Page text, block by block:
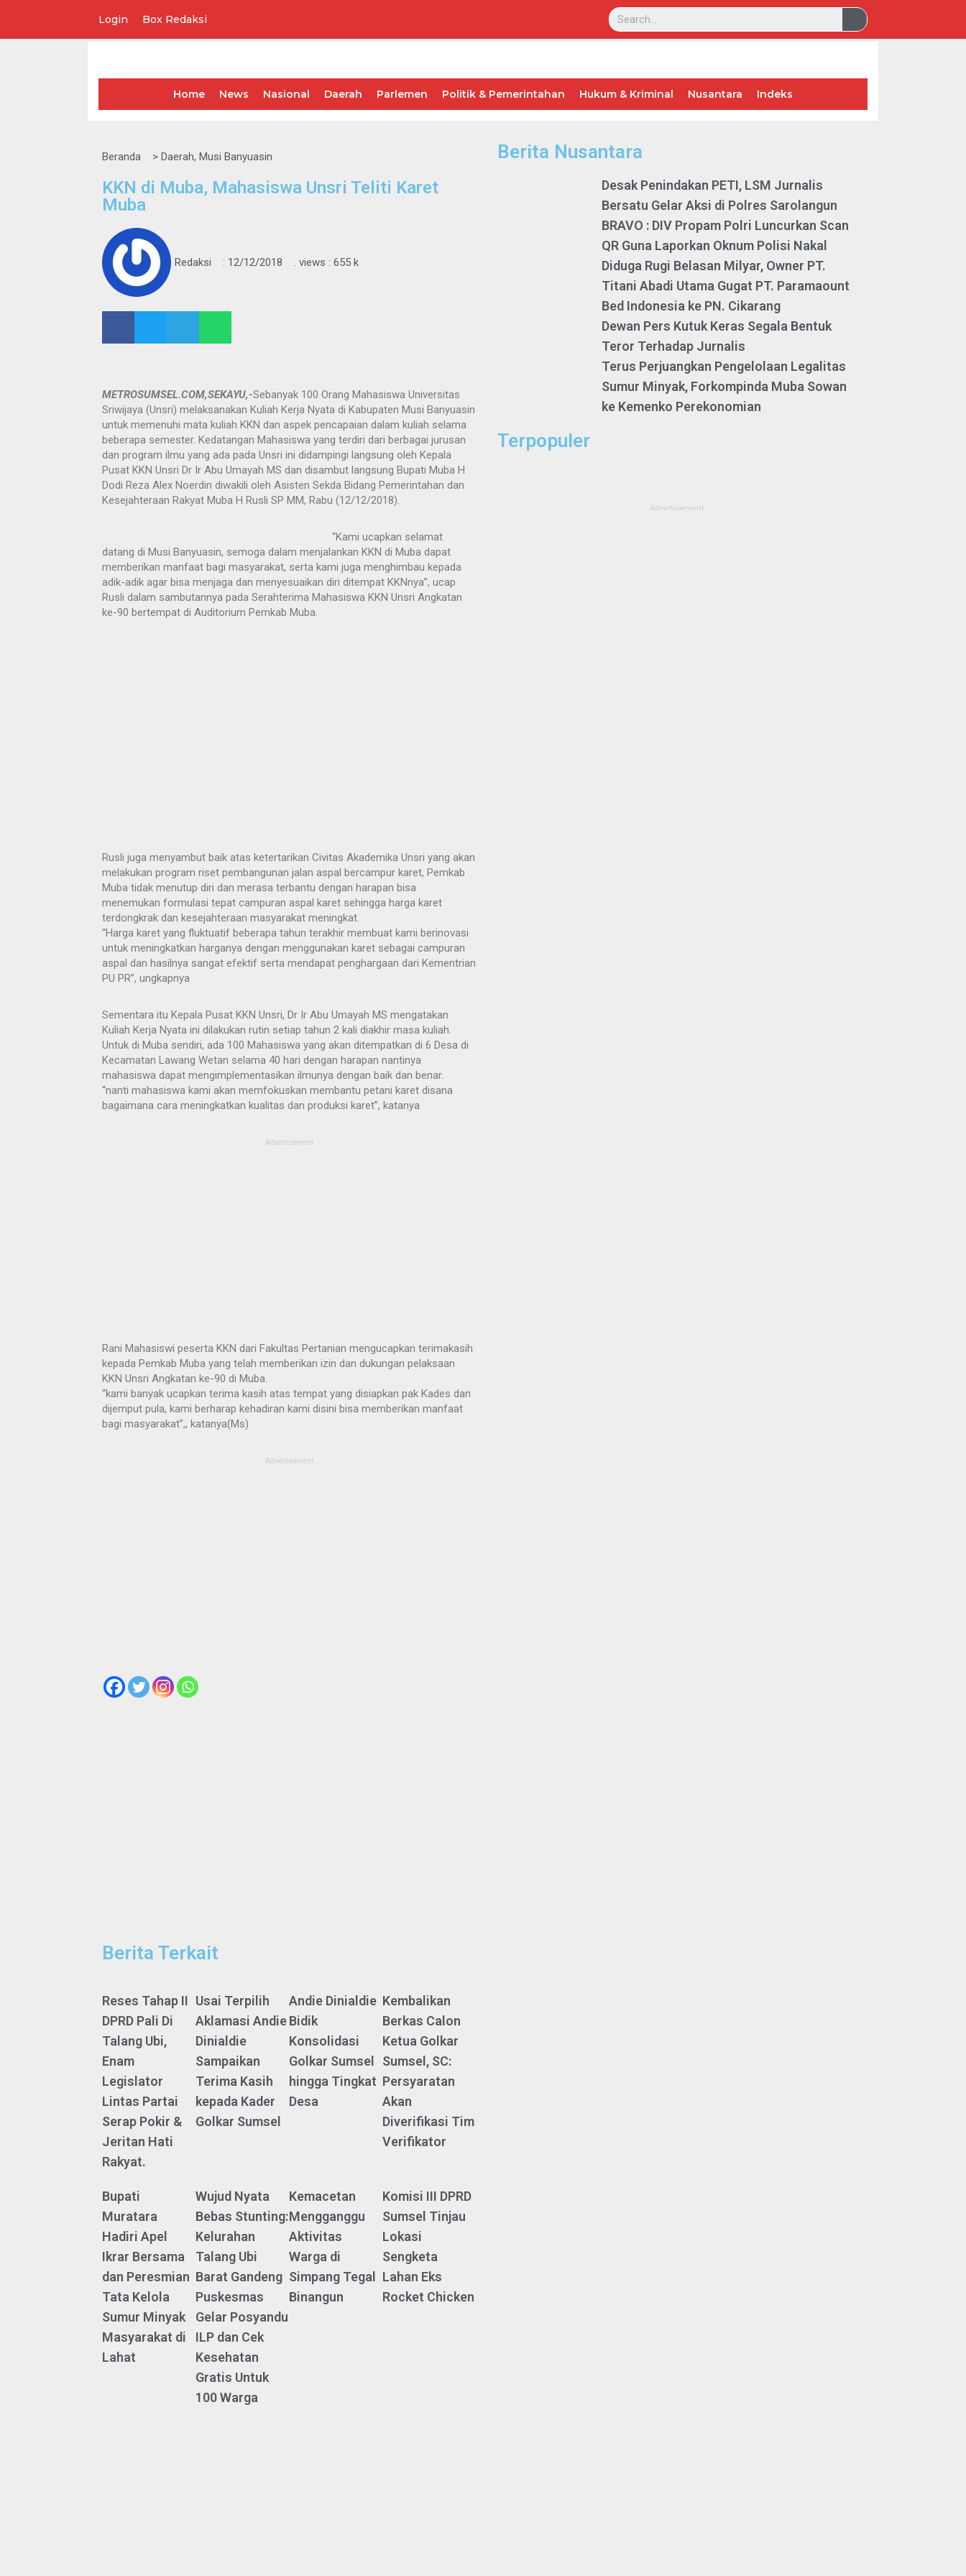
Lompat
Login Box Redaksi
Home News Nasional Daerah Parlemen Politik & Pemerintahan Hukum & Kriminal Nusantara Indeks
Beranda > Daerah, Musi Banyuasin
KKN di Muba, Mahasiswa Unsri Teliti Karet
Muba
Redaksi : 12/12/2018 . views : 655 k
METROSUMSEL.COM,SEKAYU,-Sebanyak 100 Orang Mahasiswa Universitas
Sriwijaya (Unsri) melaksanakan Kuliah Kerja Nyata di Kabupaten Musi Banyuasin
untuk memenuhi mata kuliah KKN dan aspek pencapaian dalam kuliah selama
beberapa semester. Kedatangan Mahasiswa yang terdiri dari berbagai jurusan
dan program ilmu yang ada pada Unsri ini didampingi langsung oleh Kepala
Pusat KKN Unsri Dr Ir Abu Umayah MS dan disambut langsung Bupati Muba H
Dodi Reza Alex Noerdin diwakili oleh Asisten Sekda Bidang Pemerintahan dan
Kesejahteraan Rakyat Muba H Rusli SP MM, Rabu (12/12/2018).
“Kami ucapkan selamat
datang di Musi Banyuasin, semoga dalam menjalankan KKN di Muba dapat
memberikan manfaat bagi masyarakat, serta kami juga menghimbau kepada
adik-adik agar bisa menjaga dan menyesuaikan diri ditempat KKNnya”, ucap
Rusli dalam sambutannya pada Serahterima Mahasiswa KKN Unsri Angkatan
ke-90 bertempat di Auditorium Pemkab Muba.
Rusli juga menyambut baik atas ketertarikan Civitas Akademika Unsri yang akan
melakukan program riset pembangunan jalan aspal bercampur karet, Pemkab
Muba tidak menutup diri dan merasa terbantu dengan harapan bisa
menemukan formulasi tepat campuran aspal karet sehingga harga karet
terdongkrak dan kesejahteraan masyarakat meningkat.
“Harga karet yang fluktuatif beberapa tahun terakhir membuat kami berinovasi
untuk meningkatkan harganya dengan menggunakan karet sebagai campuran
aspal dan hasilnya sangat efektif serta mendapat penghargaan dari Kementrian
PU PR”, ungkapnya
Sementara itu Kepala Pusat KKN Unsri, Dr Ir Abu Umayah MS mengatakan
Kuliah Kerja Nyata ini dilakukan rutin setiap tahun 2 kali diakhir masa kuliah.
Untuk di Muba sendiri, ada 100 Mahasiswa yang akan ditempatkan di 6 Desa di
Kecamatan Lawang Wetan selama 40 hari dengan harapan nantinya
mahasiswa dapat mengimplementasikan ilmunya dengan baik dan benar.
“nanti mahasiswa kami akan memfokuskan membantu petani karet disana
bagaimana cara meningkatkan kualitas dan produksi karet”, katanya
Advertisement
Rani Mahasiswi peserta KKN dari Fakultas Pertanian mengucapkan terimakasih
kepada Pemkab Muba yang telah memberikan izin dan dukungan pelaksaan
KKN Unsri Angkatan ke-90 di Muba.
“kami banyak ucapkan terima kasih atas tempat yang disiapkan pak Kades dan
dijemput pula, kami berharap kehadiran kami disini bisa memberikan manfaat
bagi masyarakat”,, katanya(Ms)
Advertisement
Berita Terkait
Reses Tahap II
DPRD Pali Di
Talang Ubi,
Enam
Legislator
Lintas Partai
Serap Pokir &
Jeritan Hati
Rakyat.
Usai Terpilih
Aklamasi Andie
Dinialdie
Sampaikan
Terima Kasih
kepada Kader
Golkar Sumsel
Andie Dinialdie
Bidik
Konsolidasi
Golkar Sumsel
hingga Tingkat
Desa
Kembalikan
Berkas Calon
Ketua Golkar
Sumsel, SC:
Persyaratan
Akan
Diverifikasi Tim
Verifikator
Bupati
Muratara
Hadiri Apel
Ikrar Bersama
dan Peresmian
Tata Kelola
Sumur Minyak
Masyarakat di
Lahat
Wujud Nyata
Bebas Stunting:
Kelurahan
Talang Ubi
Barat Gandeng
Puskesmas
Gelar Posyandu
ILP dan Cek
Kesehatan
Gratis Untuk
100 Warga
Kemacetan
Mengganggu
Aktivitas
Warga di
Simpang Tegal
Binangun
Komisi III DPRD
Sumsel Tinjau
Lokasi
Sengketa
Lahan Eks
Rocket Chicken
Berita Nusantara
Desak Penindakan PETI, LSM Jurnalis
Bersatu Gelar Aksi di Polres Sarolangun
BRAVO : DIV Propam Polri Luncurkan Scan
QR Guna Laporkan Oknum Polisi Nakal
Diduga Rugi Belasan Milyar, Owner PT.
Titani Abadi Utama Gugat PT. Paramaount
Bed Indonesia ke PN. Cikarang
Dewan Pers Kutuk Keras Segala Bentuk
Teror Terhadap Jurnalis
Terus Perjuangkan Pengelolaan Legalitas
Sumur Minyak, Forkompinda Muba Sowan
ke Kemenko Perekonomian
Terpopuler
Advertisement